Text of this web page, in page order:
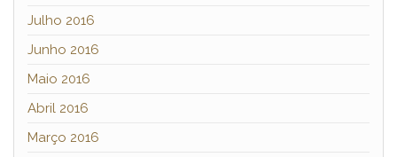
Julho 2016
Junho 2016
Maio 2016
Abril 2016
Março 2016